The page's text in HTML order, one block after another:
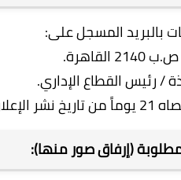
بالبريد المسجل على:
القاهرة.
/ رئيس القطاع الإداري.
(إرفاق صور منها):